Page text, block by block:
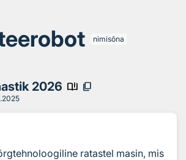
nimisõna
2026 book_ribbon content_copy
ratastel masin, mis